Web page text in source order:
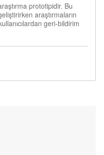
prototipidir. Bu
araştırmaların
geri-bildirim